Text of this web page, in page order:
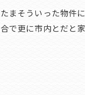
まそういった物件
で更に市内とだと